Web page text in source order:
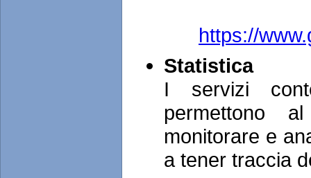
https://
Statistica
I servizi
permettono
monitorare e
a tener traccia